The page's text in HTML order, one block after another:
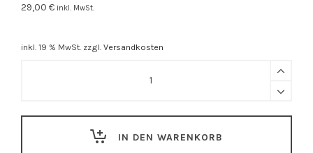
29,00 € inkl. MwSt.
inkl. 19 % MwSt. zzgl. Versandkosten
IN DEN WARENKORB